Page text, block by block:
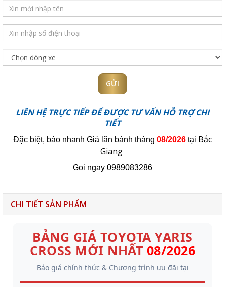
GỬI
LIÊN HỆ TRỰC TIẾP ĐỂ ĐƯỢC TƯ VẤN HỖ TRỢ CHI
TIẾT
Đặc biệt, báo nhanh Giá lăn bánh tháng 08/2026 tại Bắc
Giang
Gọi ngay 0989083286
CHI TIẾT SẢN PHẨM
BẢNG GIÁ TOYOTA YARIS
CROSS MỚI NHẤT 08/2026
Báo giá chính thức & Chương trình ưu đãi tại